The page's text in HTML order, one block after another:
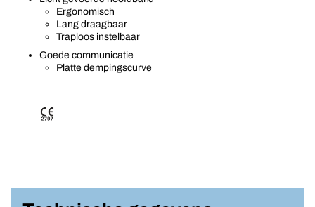
Ergonomisch
Lang draagbaar
Traploos instelbaar
Goede communicatie
Platte dempingscurve